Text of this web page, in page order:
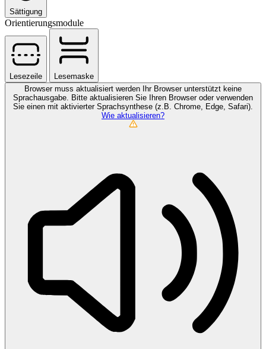
Sättigung
Orientierungsmodule
Lesezeile
Lesemaske
Browser muss aktualisiert werden
Ihr Browser unterstützt keine
Sprachausgabe. Bitte aktualisieren Sie Ihren Browser oder verwenden
Sie einen mit aktivierter Sprachsynthese (z.B. Chrome, Edge, Safari).
Wie aktualisieren?